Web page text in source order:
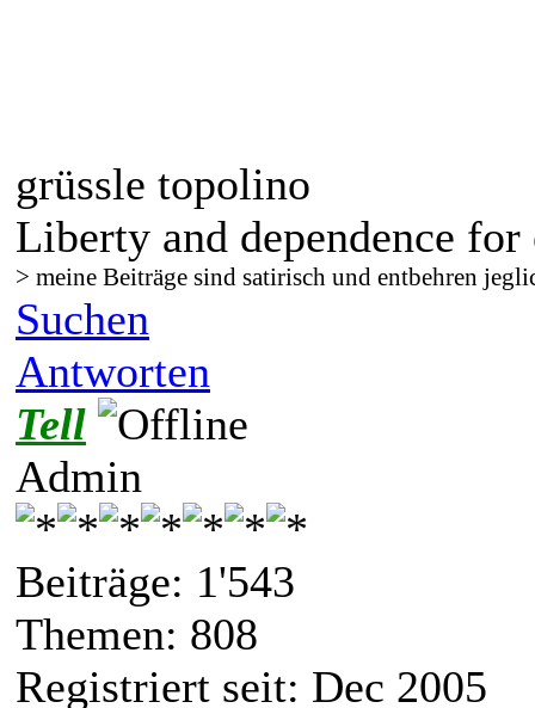
grüssle topolino
Liberty and dependence for
> meine Beiträge sind satirisch und entbehren
Suchen
Antworten
Tell
Admin
Beiträge: 1'543
Themen: 808
Registriert seit: Dec 2005